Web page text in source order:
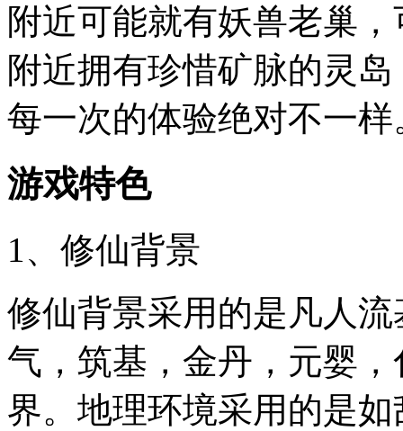
附近可能就有妖兽老巢
附近拥有珍惜矿脉的灵
每一次的体验绝对不一样
游戏特色
1、修仙背景
修仙背景采用的是凡人
气，筑基，金丹，元婴
界。地理环境采用的是